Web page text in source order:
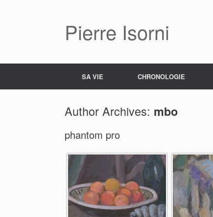
Pierre Isorni
SA VIE CHRONOLOGIE
Author Archives: mbo
phantom pro